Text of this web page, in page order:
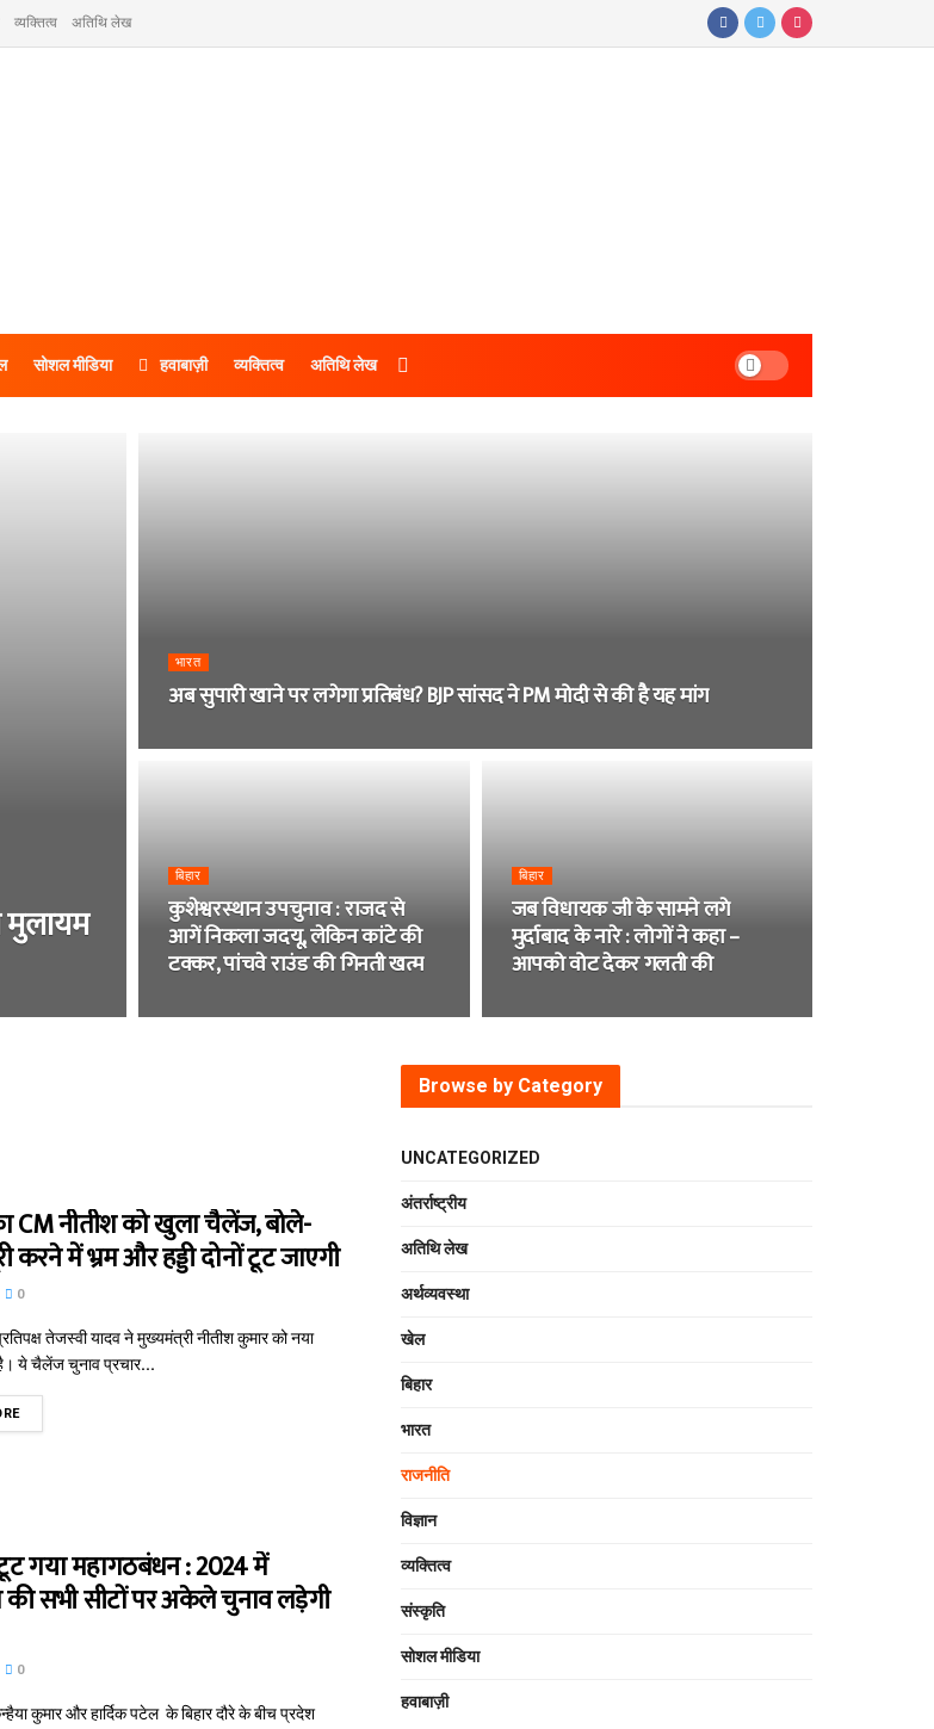
व्यक्तित्व अतिथि लेख
सोशल मीडिया हवाबाज़ी व्यक्तित्व अतिथि लेख
मुलायम
भारत
अब सुपारी खाने पर लगेगा प्रतिबंध? BJP सांसद ने PM मोदी से की है यह मांग
बिहार
कुशेश्वरस्थान उपचुनाव : राजद से
आगें निकला जदयू, लेकिन कांटे की
टक्कर, पांचवे राउंड की गिनती खत्म
बिहार
जब विधायक जी के सामने लगे
मुर्दाबाद के नारे : लोगों ने कहा –
आपको वोट देकर गलती की
CM नीतीश को खुला चैलेंज, बोले-
करने में भ्रम और हड्डी दोनों टूट जाएगी
0
तेजस्वी यादव ने मुख्यमंत्री नीतीश कुमार को नया
ये चैलेंज चुनाव प्रचार...
गया महागठबंधन : 2024 में
सभी सीटों पर अकेले चुनाव लड़ेगी
0
कुमार और हार्दिक पटेल के बिहार दौरे के बीच प्रदेश
Browse by Category
UNCATEGORIZED
अंतर्राष्ट्रीय
अतिथि लेख
अर्थव्यवस्था
खेल
बिहार
भारत
राजनीति
विज्ञान
व्यक्तित्व
संस्कृति
सोशल मीडिया
हवाबाज़ी